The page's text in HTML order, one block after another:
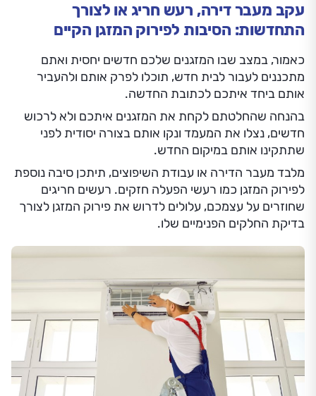
עקב מעבר דירה, רעש חריג או לצורך
התחדשות: הסיבות לפירוק המזגן הקיים
כאמור, במצב שבו המזגנים שלכם חדשים יחסית ואתם
מתכננים לעבור לבית חדש, תוכלו לפרק אותם ולהעביר
אותם ביחד איתכם לכתובת החדשה.
בהנחה שהחלטתם לקחת את המזגנים איתכם ולא לרכוש
חדשים, נצלו את המעמד ונקו אותם בצורה יסודית לפני
שתתקינו אותם במיקום החדש.
מלבד מעבר הדירה או עבודת השיפוצים, תיתכן סיבה נוספת
לפירוק המזגן כמו רעשי הפעלה חזקים. רעשים חריגים
שחוזרים על עצמכם, עלולים לדרוש את פירוק המזגן לצורך
בדיקת החלקים הפנימיים שלו.